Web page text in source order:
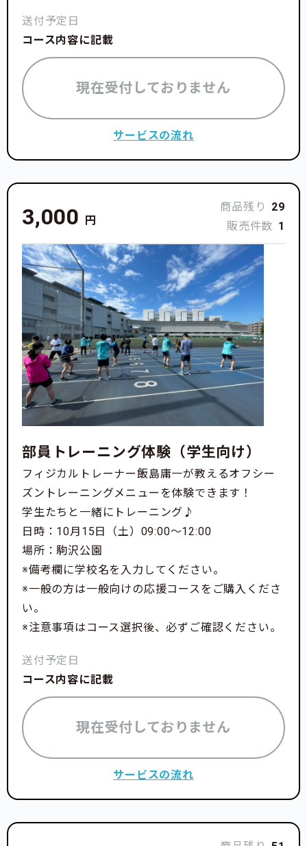
【プロジェクトで集まった支援金の活用について】
合宿所開設当初から利用している3F炊事場のほか、
共有スペースの補修などを想定しています。
※目標金額を達成しなかった場合は、施工会社と相談
の上、終了時点の支援総額分の改修を行います。
※メインの3F改修以外の箇所も補修をしないといけな
【合宿所の歴史】
1960(昭和35)年世田谷区深沢のパン屋さんの軒先に
「借家あり、ただし学生に限る」の段ボール紙がぶら
下げられました。
これがその後500名余りの部員が住まいし、「日本体
育大学レスリング合宿所」の前身となる、学生アパー
トの始まりでした。
レスリング部合宿所としてはクラブの練習拠点が横浜
健志台キャンパスに移動する1992(平成4)年まで運用
され、合宿所からは多くの学生が巣立ちました。
めは女子合宿所として、2022(令和3)年3月までは男
子合宿所として使用してまいりました。
歴史の詳細は順次、活動レポートにて上げさせていた
だきます。
【合宿所の歴史〜はじまり〜】
送付予定日
コース内容に記載
現在受付しておりません
サービスの流れ
3,000 円
商品残り
29
販売件数 1
部員トレーニング体験（学生向け）
フィジカルトレーナー飯島庸一が教えるオフシー
ズントレーニングメニューを体験できます！
学生たちと一緒にトレーニング♪
日時：10月15日（土）09:00〜12:00
場所：駒沢公園
※備考欄に学校名を入力してください。
※一般の方は一般向けの応援コースをご購入くださ
い。
※注意事項はコース選択後、必ずご確認ください。
送付予定日
コース内容に記載
現在受付しておりません
サービスの流れ